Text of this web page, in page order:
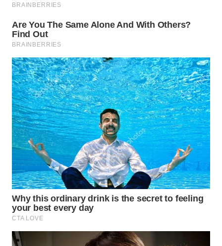
WN
SEMARANG
WN
SOLO
WN
BOROBUDUR
WN
MADURA
WN
SURABAYA
WN
NATUNA